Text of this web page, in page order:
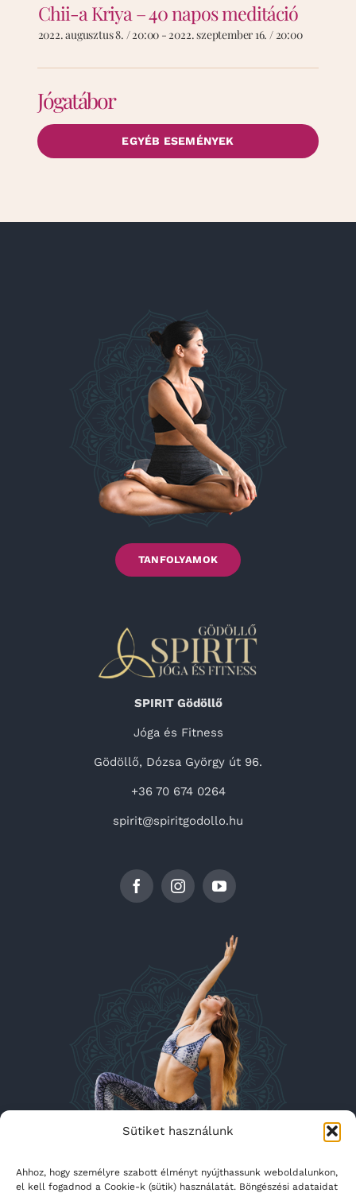
Sütiket használunk
Ahhoz, hogy személyre szabott élményt nyújthassunk weboldalunkon,
el kell fogadnod a Cookie-k (sütik) használatát. Böngészési adataidat
Chii-a Kriya – 40 napos meditáció
2022. augusztus 8. / 20:00 - 2022. szeptember 16. / 20:00
Jógatábor
EGYÉB ESEMÉNYEK
TANFOLYAMOK
SPIRIT Gödöllő
Jóga és Fitness
Gödöllő, Dózsa György út 96.
+36 70 674 0264
spirit@spiritgodollo.hu